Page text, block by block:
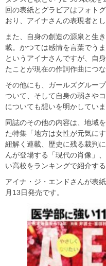
回の表紙とグラビアはフォト
おり、アイナさんの表現者と
また、自身の創造の源泉と生
載。かつては感情を言葉でう
というアイナさんですが、自
たことが現在の作詞作曲につ
その他にも、ガールズグルー
ついて、そして自身の弱さや
についても想いを明かしていま
同誌のその他の内容は、地域
た特集「地方は女性が元気に
紐解く連載、歴史に残る裁判
んが登場する「現代の肖像」
い高校をランキングで紹介す
アイナ・ジ・エンドさんが表
月13日発売です。